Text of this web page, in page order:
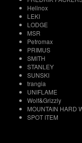
Helinox
LEKI
LODGE
MSR
Petromax
PRIMUS
SMITH
STANLEY
SUNSKI
trangia
UNIFLAME
Wolf&Grizzly
MOUNTAIN HARD
SPOT ITEM